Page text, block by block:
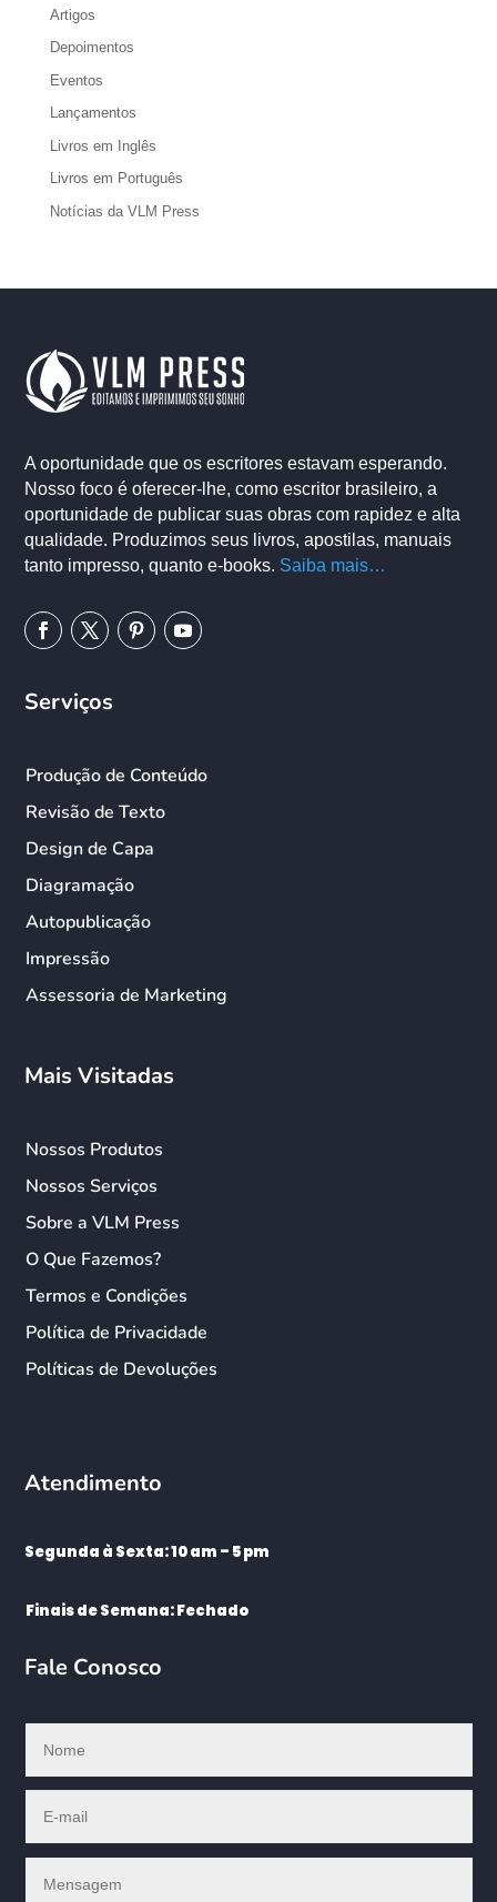
Artigos
Depoimentos
Eventos
Lançamentos
Livros em Inglês
Livros em Português
Notícias da VLM Press
A oportunidade que os escritores estavam esperando.
Nosso foco é oferecer-lhe, como escritor brasileiro, a
oportunidade de publicar suas obras com rapidez e alta
qualidade. Produzimos seus livros, apostilas, manuais
tanto impresso, quanto e-books. Saiba mais…
Serviços
Produção de Conteúdo
Revisão de Texto
Design de Capa
Diagramação
Autopublicação
Impressão
Assessoria de Marketing
Mais Visitadas
Nossos Produtos
Nossos Serviços
Sobre a VLM Press
O Que Fazemos?
Termos e Condições
Política de Privacidade
Políticas de Devoluções
Atendimento
Segunda à Sexta: 10 am – 5 pm
Finais de Semana: Fechado
Fale Conosco